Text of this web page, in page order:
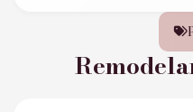
